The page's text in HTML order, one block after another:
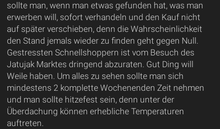
sollte man, wenn man etwas gefunden hat, was man
erwerben will, sofort verhandeln und den Kauf nicht
auf später verschieben, denn die Wahrscheinlichkeit
den Stand jemals wieder zu finden geht gegen Null.
Gestressten Schnellshoppern ist vom Besuch des
Jatujak Marktes dringend abzuraten. Gut Ding will
Weile haben. Um alles zu sehen sollte man sich
mindestens 2 komplette Wochenenden Zeit nehmen
und man sollte hitzefest sein, denn unter der
Überdachung können erhebliche Temperaturen
auftreten.